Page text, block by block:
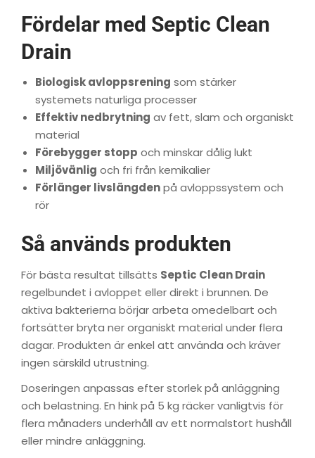
Fördelar med Septic Clean
Drain
Biologisk avloppsrening som stärker
systemets naturliga processer
Effektiv nedbrytning av fett, slam och organiskt
material
Förebygger stopp och minskar dålig lukt
Miljövänlig och fri från kemikalier
Förlänger livslängdenpå avloppssystem och
rör
Så används produkten
För bästa resultat tillsätts Septic Clean Drain
regelbundet i avloppet eller direkt i brunnen. De
aktiva bakterierna börjar arbeta omedelbart och
fortsätter bryta ner organiskt material under flera
dagar. Produkten är enkel att använda och kräver
ingen särskild utrustning.
Doseringen anpassas efter storlek på anläggning
och belastning. En hink på 5 kg räcker vanligtvis för
flera månaders underhåll av ett normalstort hushåll
eller mindre anläggning.